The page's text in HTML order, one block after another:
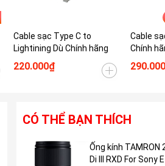
Cable sạc Type C to
Lightining Dù Chính hãng
220.000₫
Cable
Chính
CÓ THỂ BẠN THÍCH
Ống kính TAMRON 28-200mm F2.8-5.6
Di III RXD For Sony E